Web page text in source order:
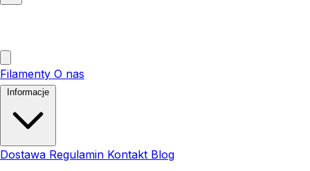
Filamenty O nas
Dostawa Regulamin Kontakt Blog